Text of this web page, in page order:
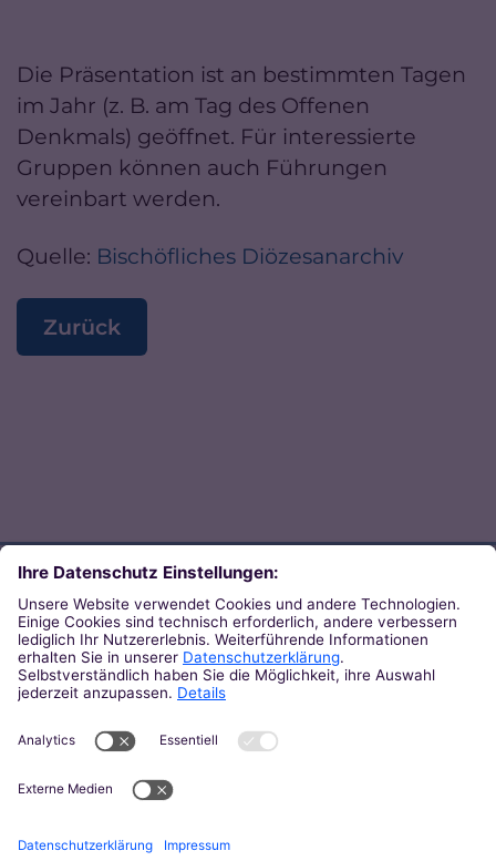
Die Präsentation ist an bestimmten Tagen
im Jahr (z. B. am Tag des Offenen
Denkmals) geöffnet. Für interessierte
Gruppen können auch Führungen
vereinbart werden.
Quelle: Bischöfliches Diözesanarchiv
Zurück
Direkt zum Thema
Zu den Orten von Kirche
Zu den Pastoralen Räumen
Weiterführende Links
Zum Newsletter des Bistums
Zur KirchenZeitung